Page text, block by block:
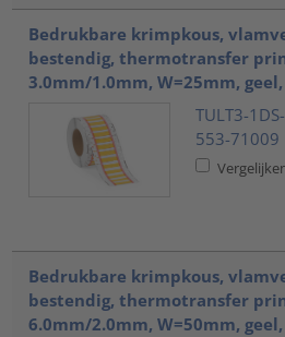
Bedrukbare krimpkous,
bestendig, thermotransfer
3.0mm/1.0mm, W=25mm,
TULT3-
553-71009
Bedrukbare krimpkous,
bestendig, thermotransfer
6.0mm/2.0mm, W=50mm,